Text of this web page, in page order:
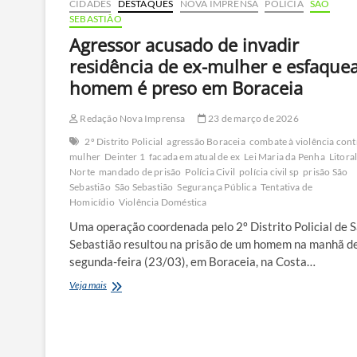
CIDADES DESTAQUES NOVA IMPRENSA POLÍCIA SÃO
SEBASTIÃO
Agressor acusado de invadir
residência de ex-mulher e
homem é preso em Boraceia
Redação Nova Imprensa
23 de março de 2026
2º Distrito Policial agressão Boraceia combate à violência
mulher Deinter 1 facada em atual de ex Lei Maria da Penha Litoral
Norte mandado de prisão Polícia Civil polícia civil sp prisão São
Sebastião São Sebastião Segurança Pública Tentativa de
Homicídio Violência Doméstica
Uma operação coordenada pelo 2º Distrito Policial de
Sebastião resultou na prisão de um homem na manhã
segunda-feira (23/03), em Boraceia, na Costa…
Veja maisAgressor